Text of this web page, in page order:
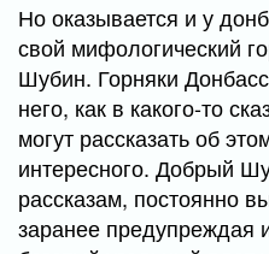
Но оказывается и у
свой мифологический
Шубин. Горняки
него, как в какого-то
могут рассказать об
интересного. Добрый
рассказам, постоянно
заранее предупреждая